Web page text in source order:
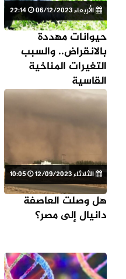
الأربعاء 06/12/2023
حيوانات مهددة
بالانقراض.. والسبب
التغيرات المناخية
القاسية
الثلاثاء 12/09/2023
هل وصلت العاصفة
دانيال إلى مصر؟